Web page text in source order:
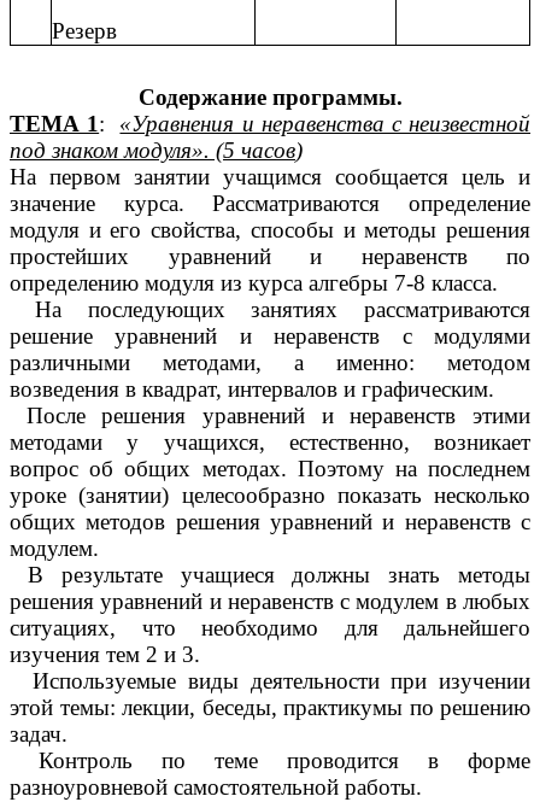
Резерв
Содержание программы.
ТЕМА 1: «Уравнения и неравенства с неизвестной
под знаком модуля». (5 часов)
На первом занятии учащимся сообщается цель и
значение курса. Рассматриваются определение
модуля и его свойства, способы и методы решения
простейших уравнений и неравенств по
определению модуля из курса алгебры 7-8 класса.
На последующих занятиях рассматриваются
решение уравнений и неравенств с модулями
различными методами, а именно: методом
возведения в квадрат, интервалов и графическим.
После решения уравнений и неравенств этими
методами у учащихся, естественно, возникает
вопрос об общих методах. Поэтому на последнем
уроке (занятии) целесообразно показать несколько
общих методов решения уравнений и неравенств с
модулем.
В результате учащиеся должны знать методы
решения уравнений и неравенств с модулем в любых
ситуациях, что необходимо для дальнейшего
изучения тем 2 и 3.
Используемые виды деятельности при изучении
этой темы: лекции, беседы, практикумы по решению
задач.
Контроль по теме проводится в форме
разноуровневой самостоятельной работы.